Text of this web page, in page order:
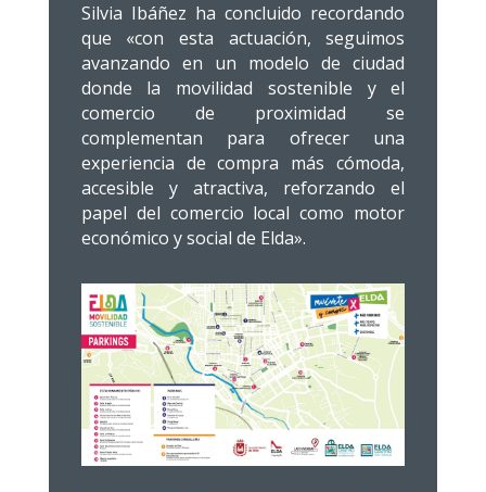
Silvia Ibáñez ha concluido recordando
que «con esta actuación, seguimos
avanzando en un modelo de ciudad
donde la movilidad sostenible y el
comercio de proximidad se
complementan para ofrecer una
experiencia de compra más cómoda,
accesible y atractiva, reforzando el
papel del comercio local como motor
económico y social de Elda».